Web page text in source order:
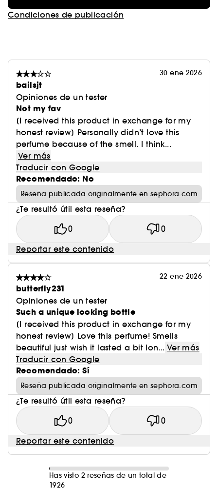
Condiciones de publicación
30 ene 2026
bailsjt
Opiniones de un tester
Not my fav
[I received this product in exchange for my
honest review] Personally didn’t love this
perfume because of the smell. I think...
Ver más
Traducir con Google
Recomendado: No
Reseña publicada originalmente en sephora.com
¿Te resultó útil esta reseña?
0 0
Reportar este contenido
22 ene 2026
butterfly231
Opiniones de un tester
Such a unique looking bottle
[I received this product in exchange for my
honest review] Love this perfume! Smells
beautiful just wish it lasted a bit lon... Ver más
Traducir con Google
Recomendado: Sí
Reseña publicada originalmente en sephora.com
¿Te resultó útil esta reseña?
0 0
Reportar este contenido
Has visto 2 reseñas de un total de
1926